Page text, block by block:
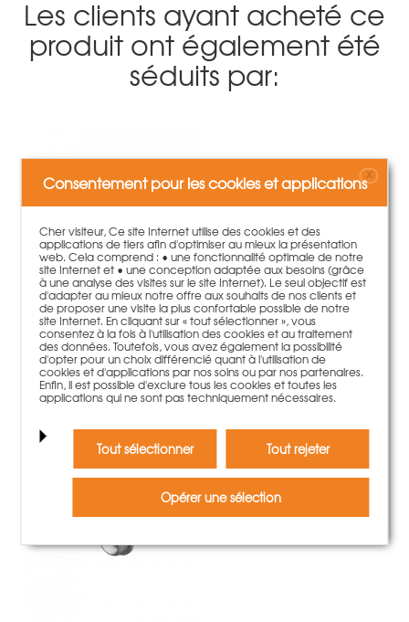
Les clients ayant acheté ce
produit ont également été
séduits par:
Tube en PVC D.26x20cm avec calottes
47,00 €100 pièce | 0,47 €/pièce
plus d'information
Consentement pour les cookies et applicationsX
Cher visiteur, Ce site Internet utilise des cookies et des
applications de tiers afin d'optimiser au mieux la présentation
web. Cela comprend : • une fonctionnalité optimale de notre
site Internet et • une conception adaptée aux besoins (grâce
à une analyse des visites sur le site Internet). Le seul objectif est
d'adapter au mieux notre offre aux souhaits de nos clients et
de proposer une visite la plus confortable possible de notre
site Internet. En cliquant sur « tout sélectionner », vous
consentez à la fois à l'utilisation des cookies et au traitement
des données. Toutefois, vous avez également la possibilité
d'opter pour un choix différencié quant à l'utilisation de
cookies et d'applications par nos soins ou par nos partenaires.
Enfin, il est possible d'exclure tous les cookies et toutes les
applications qui ne sont pas techniquement nécessaires.
Tout sélectionner Tout rejeter
Opérer une sélection